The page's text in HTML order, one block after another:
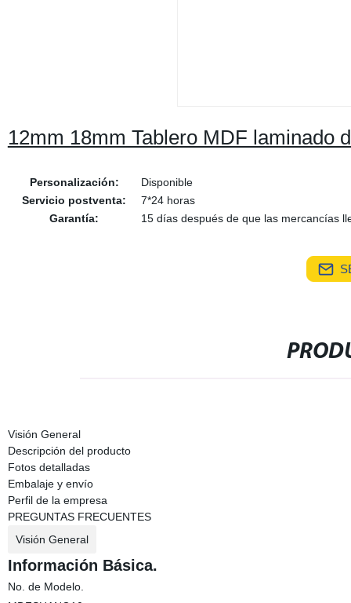
12mm 18mm Tablero MDF laminado
Personalización:
Disponible
Servicio postventa:
7*24 horas
Garantía:
15 días después de que las mercancías
Visión General
Descripción del producto
Fotos detalladas
Embalaje y envío
Perfil de la empresa
PREGUNTAS FRECUENTES
Visión General
Información Básica.
No. de Modelo.